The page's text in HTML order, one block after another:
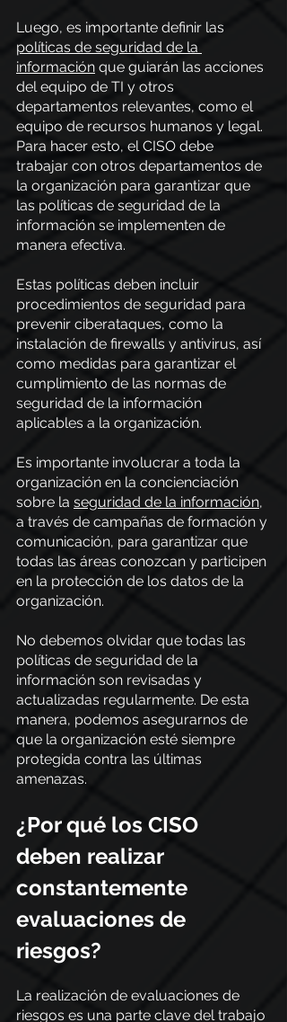
Luego, es importante definir las
políticas de seguridad de la
información que guiarán las acciones
del equipo de TI y otros
departamentos relevantes, como el
equipo de recursos humanos y legal.
Para hacer esto, el CISO debe
trabajar con otros departamentos de
la organización para garantizar que
las políticas de seguridad de la
información se implementen de
manera efectiva.
Estas políticas deben incluir
procedimientos de seguridad para
prevenir ciberataques, como la
instalación de firewalls y antivirus, así
como medidas para garantizar el
cumplimiento de las normas de
seguridad de la información
aplicables a la organización.
Es importante involucrar a toda la
organización en la concienciación
sobre la seguridad de la información,
a través de campañas de formación y
comunicación, para garantizar que
todas las áreas conozcan y participen
en la protección de los datos de la
organización.
No debemos olvidar que todas las
políticas de seguridad de la
información son revisadas y
actualizadas regularmente. De esta
manera, podemos asegurarnos de
que la organización esté siempre
protegida contra las últimas
amenazas.
¿Por qué los CISO
deben realizar
constantemente
evaluaciones de
riesgos?
La realización de evaluaciones de
riesgos es una parte clave del trabajo